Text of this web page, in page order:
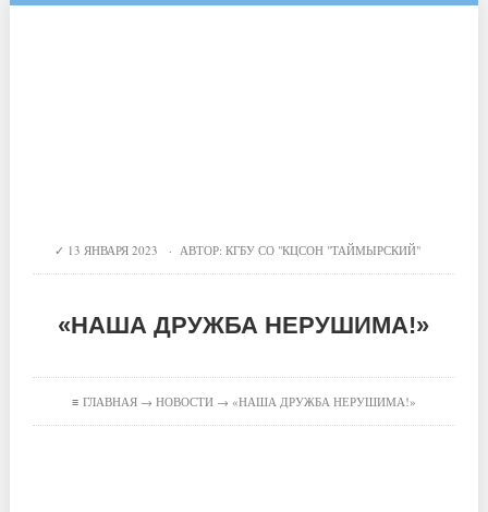
13 ЯНВАРЯ 2023 · АВТОР:КГБУ СО "КЦСОН "ТАЙМЫРСКИЙ"
«НАША ДРУЖБА НЕРУШИМА!»
≡ ГЛАВНАЯ→ НОВОСТИ→ «НАША ДРУЖБА НЕРУШИМА!»